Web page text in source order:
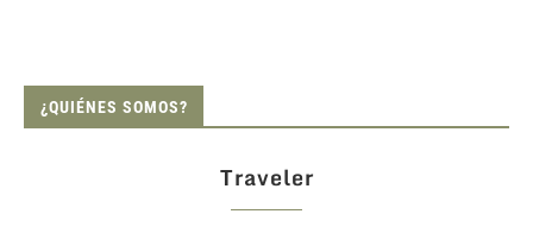
¿QUIÉNES SOMOS?
Traveler